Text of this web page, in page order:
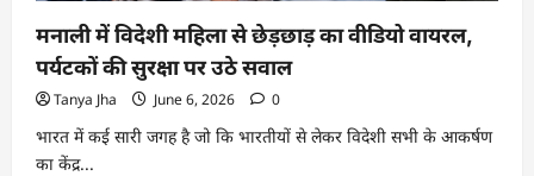
मनाली में विदेशी महिला से छेड़छाड़ का वीडियो वायरल,
पर्यटकों की सुरक्षा पर उठे सवाल
Tanya Jha June 6, 2026 0
भारत में कई सारी जगह है जो कि भारतीयों से लेकर विदेशी सभी के आकर्षण
का केंद्र...